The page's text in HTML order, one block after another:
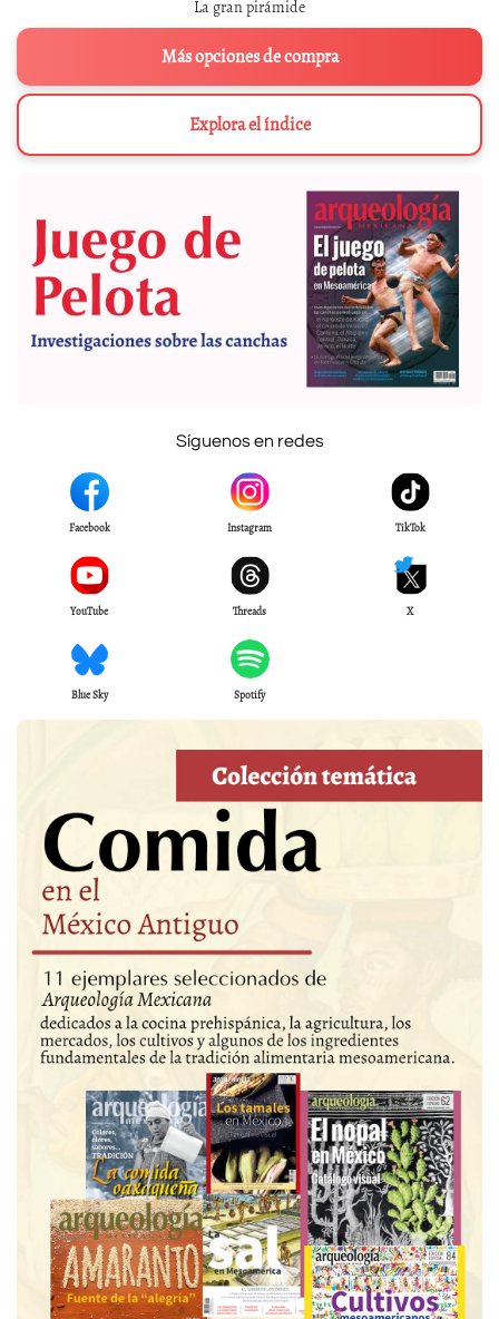
La gran pirámide
Más opciones de compra
Explora el índice
Síguenos en redes
Facebook Instagram TikTok
YouTube Threads X
Blue Sky Spotify